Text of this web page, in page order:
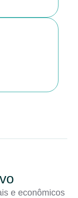
e econômicos